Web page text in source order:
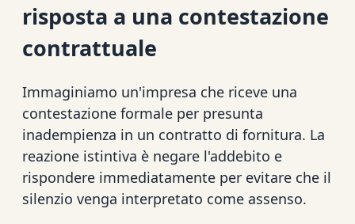
risposta a una contestazione
contrattuale
Immaginiamo un'impresa che riceve una
contestazione formale per presunta
inadempienza in un contratto di fornitura. La
reazione istintiva è negare l'addebito e
rispondere immediatamente per evitare che il
silenzio venga interpretato come assenso.